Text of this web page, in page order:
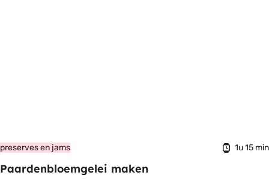
preserves en jams 1u 15 min
Paardenbloemgelei maken